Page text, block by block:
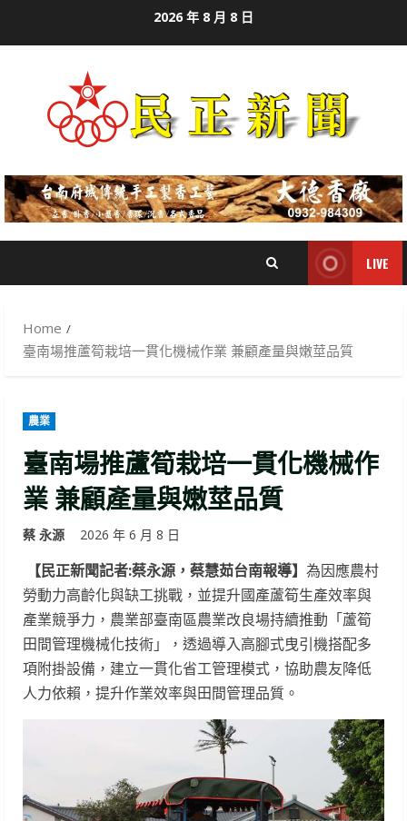
2026 年 8 月 8 日
LIVE
Home
臺南場推蘆筍栽培一貫化機械作業 兼顧產量與嫩莖品質
農業
臺南場推蘆筍栽培一貫化機械作
業 兼顧產量與嫩莖品質
蔡 永源 2026 年 6 月 8 日
【民正新聞記者:蔡永源，蔡慧茹台南報導】 為因應農村
勞動力高齡化與缺工挑戰，並提升國產蘆筍生產效率與
產業競爭力，農業部臺南區農業改良場持續推動「蘆筍
田間管理機械化技術」，透過導入高腳式曳引機搭配多
項附掛設備，建立一貫化省工管理模式，協助農友降低
人力依賴，提升作業效率與田間管理品質。